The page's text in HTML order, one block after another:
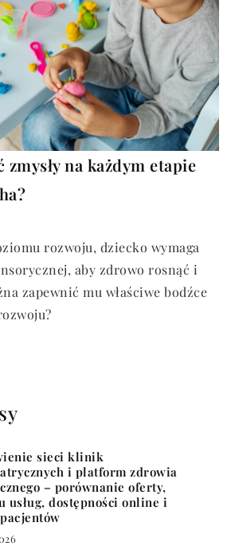
zmysły na każdym etapie
rozwoju, dziecko wymaga
aby zdrowo rosnąć i
zapewnić mu właściwe bodźce
sieci klinik
i platform zdrowia
– porównanie oferty,
usług, dostępności online i